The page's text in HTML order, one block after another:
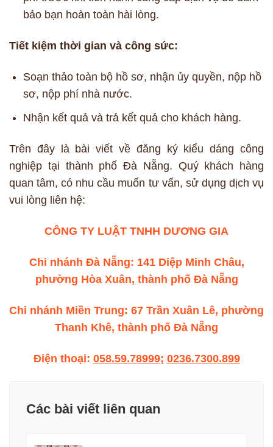
bảo bạn hoàn toàn hài lòng.
Tiết kiệm thời gian và công sức:
Soạn thảo toàn bộ hồ sơ, nhận ủy quyền, nộp hồ
sơ, nộp phí nhà nước.
Nhận kết quả và trả kết quả cho khách hàng.
Trên đây là bài viết về đăng ký kiểu dáng công
nghiệp tại thành phố Đà Nẵng. Quý khách hàng
quan tâm, có nhu cầu muốn tư vấn, sử dụng dịch vụ
vui lòng liên hệ:
CÔNG TY LUẬT TNHH DƯƠNG GIA
Chi nhánh Đà Nẵng: 141 Diệp Minh Châu,
phường Hòa Xuân, thành phố Đà Nẵng
Chi nhánh Miền Trung: 67 Trần Xuân Lê, phường
Thanh Khê, thành phố Đà Nẵng
Điện thoại: 058.59.78999; 0236.7300.899
Các bài viết liên quan